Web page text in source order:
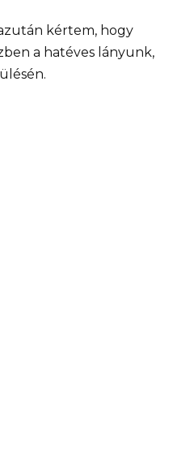
kértem, hogy
a hatéves lányunk,